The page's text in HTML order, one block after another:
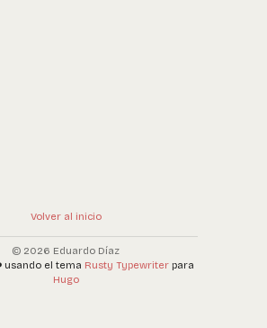
Volver al inicio
© 2026 Eduardo Díaz
usando el tema Rusty Typewriter para
Hugo